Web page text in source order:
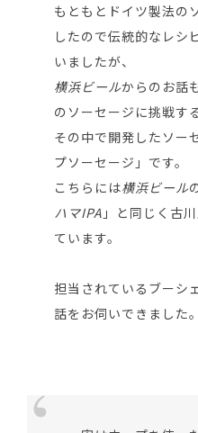
もともとドイツ製法の
したので伝統的なレシ
いましたが、
横浜ビールからのお話
のソーセージに挑戦す
その中で開発したソー
プソーセージ」です。
こちらには横浜ビール
ハマIPA 」と同じく古
ています。
担当されているブーシ
話をお伺いできました。